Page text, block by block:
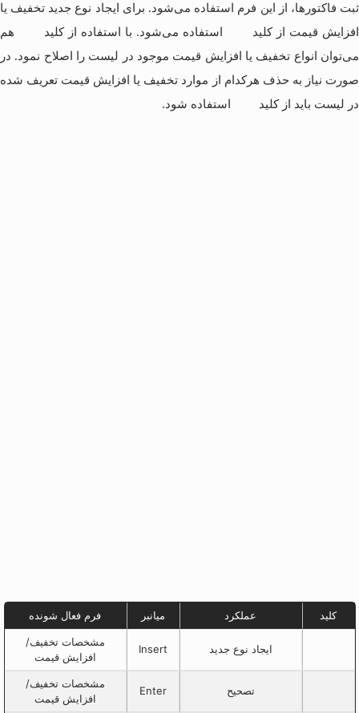
ثبت فاکتورها، از این فرم استفاده می‌شود. برای ایجاد نوع جدید تخفیف یا
افزایش قیمت از کلید
استفاده می‌شود. با استفاده از کلید
هم
می‌توان انواع تخفیف یا افزایش قیمت موجود در لیست را اصلاح نمود. در
صورت نیاز به حذف هرکدام از موارد تخفیف یا افزایش قیمت تعریف شده
در لیست باید از کلید
استفاده شود.
کلید عملکرد میانبر فرم فعال شونده
ایجاد نوع جدید Insert
مشخصات تخفیف/
افزایش قیمت
تصحیح Enter
مشخصات تخفیف/
افزایش قیمت